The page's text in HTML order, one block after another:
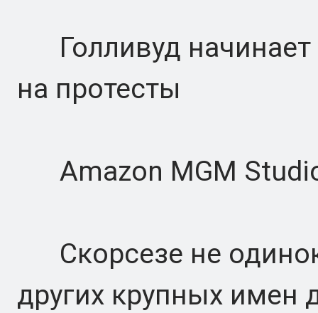
Голливуд начинает
на протесты
Amazon MGM
Скорсезе не
других крупных имен